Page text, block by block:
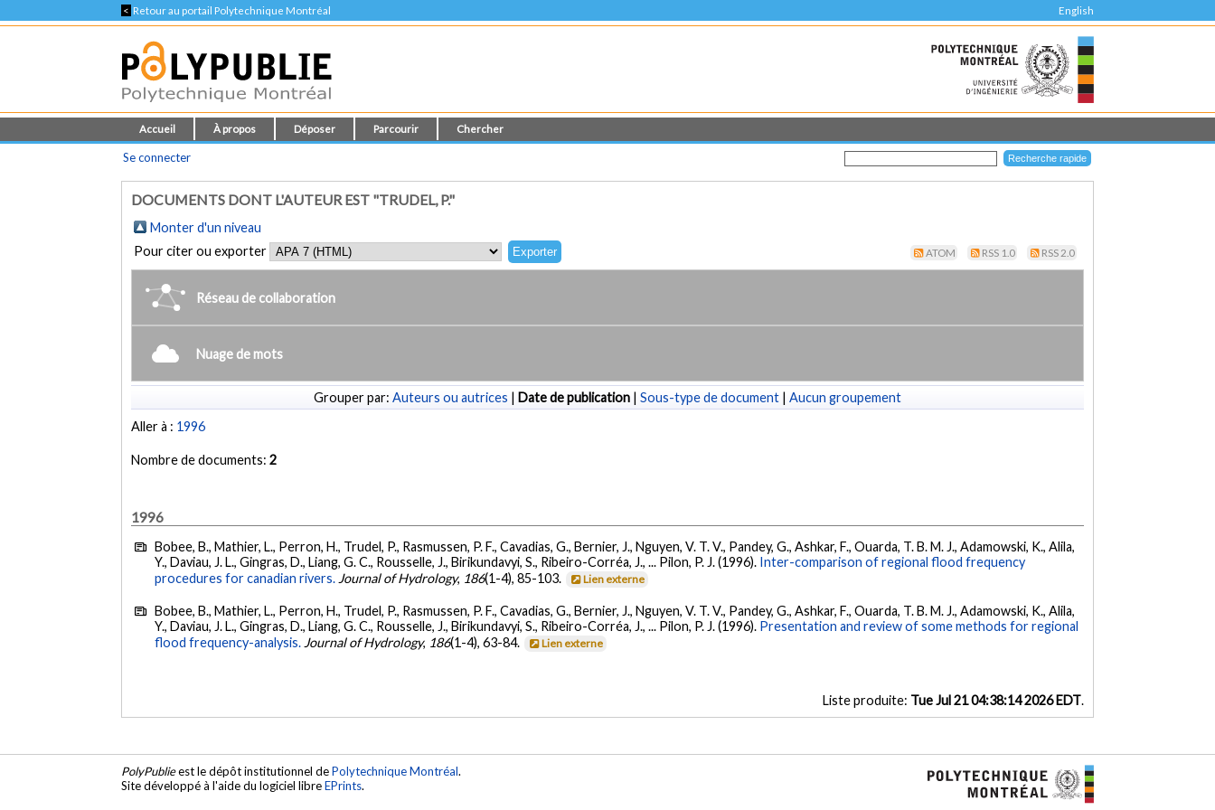
< Retour au portail Polytechnique Montréal English
Accueil À propos Déposer Parcourir Chercher
Se connecter
DOCUMENTS DONT L'AUTEUR EST "TRUDEL, P."
Monter d'un niveau
Pour citer ou exporter
ATOM RSS 1.0 RSS 2.0
Réseau de collaboration
Nuage de mots
Grouper par: Auteurs ou autrices | Date de publication | Sous-type de document | Aucun groupement
Aller à : 1996
Nombre de documents:2
1996
Bobee, B., Mathier, L., Perron, H., Trudel, P., Rasmussen, P. F., Cavadias, G., Bernier, J., Nguyen, V. T. V., Pandey, G., Ashkar, F., Ouarda, T. B. M. J., Adamowski, K., Alila,
Y., Daviau, J. L., Gingras, D., Liang, G. C., Rousselle, J., Birikundavyi, S., Ribeiro-Corréa, J., ... Pilon, P. J. (1996). Inter-comparison of regional flood frequency
procedures for canadian rivers. Journal of Hydrology, 186(1-4), 85-103. Lien externe
Bobee, B., Mathier, L., Perron, H., Trudel, P., Rasmussen, P. F., Cavadias, G., Bernier, J., Nguyen, V. T. V., Pandey, G., Ashkar, F., Ouarda, T. B. M. J., Adamowski, K., Alila,
Y., Daviau, J. L., Gingras, D., Liang, G. C., Rousselle, J., Birikundavyi, S., Ribeiro-Corréa, J., ... Pilon, P. J. (1996). Presentation and review of some methods for regional
flood frequency-analysis. Journal of Hydrology, 186(1-4), 63-84. Lien externe
Liste produite: Tue Jul 21 04:38:14 2026 EDT.
PolyPublieest le dépôt institutionnel dePolytechnique Montréal.
Site développé à l'aide du logiciel libreEPrints.